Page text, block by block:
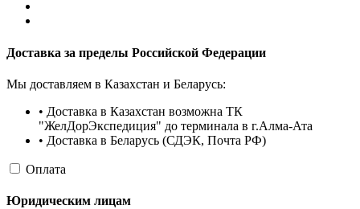
Доставка за пределы Российской Федерации
Мы доставляем в Казахстан и Беларусь:
• Доставка в Казахстан возможна ТК
"ЖелДорЭкспедиция" до терминала в г.Алма-Ата
• Доставка в Беларусь (СДЭК, Почта РФ)
Оплата
Юридическим лицам